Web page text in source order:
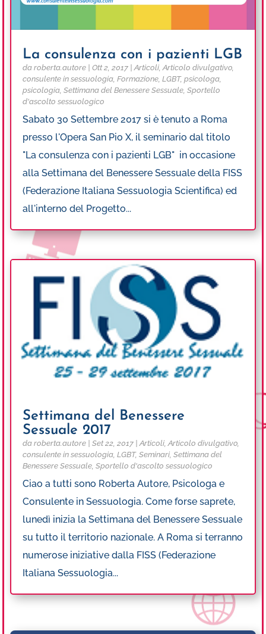
La consulenza con i pazienti LGB
daroberta.autore |Ott 2, 2017 |Articoli,Articolo divulgativo,
consulente in sessuologia,Formazione,LGBT,psicologa,
psicologia,Settimana del Benessere Sessuale,Sportello
d'ascolto sessuologico
Sabato 30 Settembre 2017 si è tenuto a Roma
presso l'Opera San Pio X, il seminario dal titolo
"La consulenza con i pazienti LGB" in occasione
alla Settimana del Benessere Sessuale della FISS
(Federazione Italiana Sessuologia Scientifica) ed
all'interno del Progetto...
Settimana del Benessere
Sessuale 2017
daroberta.autore |Set 22, 2017 |Articoli ,Articolo divulgativo
consulente in sessuologia ,LGBT,Seminari ,Settimana del
Benessere Sessuale ,Sportello d'ascolto sessuologico
Ciao a tutti sono Roberta Autore, Psicologa e
Consulente in Sessuologia. Come forse saprete,
lunedì inizia la Settimana del Benessere Sessuale
su tutto il territorio nazionale. A Roma si terranno
numerose iniziative dalla FISS (Federazione
Italiana Sessuologia...